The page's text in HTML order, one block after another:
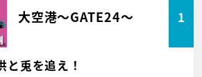
大空港～GATE24～ 1
兎を追え！